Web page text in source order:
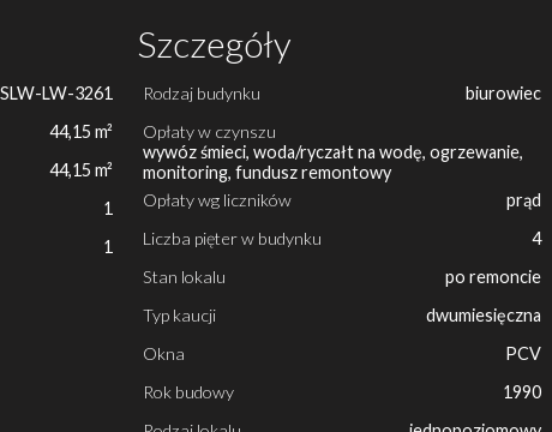
SLW-LW-3261
44,15 m²
44,15 m²
1
1
Szczegóły
Rodzaj budynku
biurowiec
Opłaty w czynszu
wywóz śmieci, woda/ryczałt na wodę, ogrzewanie,
monitoring, fundusz remontowy
Opłaty wg liczników
prąd
Liczba pięter w budynku
4
Stan lokalu
po remoncie
Typ kaucji
dwumiesięczna
Okna
PCV
Rok budowy
1990